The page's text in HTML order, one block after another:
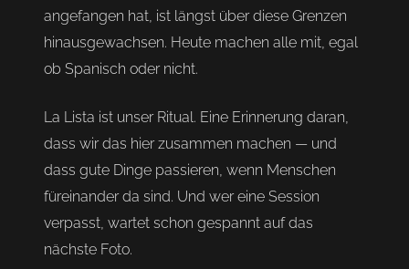
angefangen hat, ist längst über diese Grenzen
hinausgewachsen. Heute machen alle mit, egal
ob Spanisch oder nicht.
La Lista ist unser Ritual. Eine Erinnerung daran,
dass wir das hier zusammen machen — und
dass gute Dinge passieren, wenn Menschen
füreinander da sind. Und wer eine Session
verpasst, wartet schon gespannt auf das
nächste Foto.